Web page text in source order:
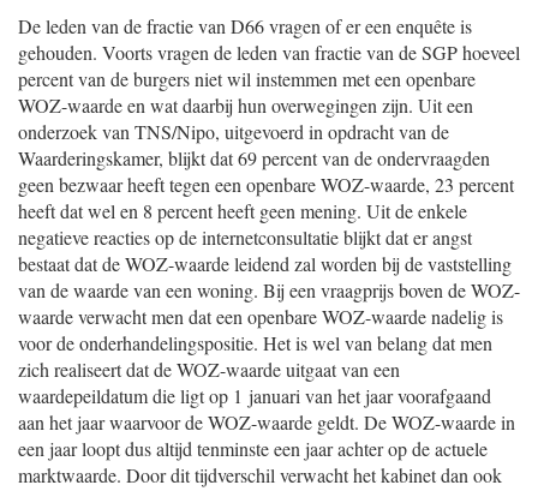
De leden van de fractie van D66 vragen of er een enquête is
gehouden. Voorts vragen de leden van fractie van de SGP hoeveel
percent van de burgers niet wil instemmen met een openbare
WOZ-waarde en wat daarbij hun overwegingen zijn. Uit een
onderzoek van TNS/Nipo, uitgevoerd in opdracht van de
Waarderingskamer, blijkt dat 69 percent van de ondervraagden
geen bezwaar heeft tegen een openbare WOZ-waarde, 23 percent
heeft dat wel en 8 percent heeft geen mening. Uit de enkele
negatieve reacties op de internetconsultatie blijkt dat er angst
bestaat dat de WOZ-waarde leidend zal worden bij de vaststelling
van de waarde van een woning. Bij een vraagprijs boven de WOZ-
waarde verwacht men dat een openbare WOZ-waarde nadelig is
voor de onderhandelingspositie. Het is wel van belang dat men
zich realiseert dat de WOZ-waarde uitgaat van een
waardepeildatum die ligt op 1 januari van het jaar voorafgaand
aan het jaar waarvoor de WOZ-waarde geldt. De WOZ-waarde in
een jaar loopt dus altijd tenminste een jaar achter op de actuele
marktwaarde. Door dit tijdverschil verwacht het kabinet dan ook